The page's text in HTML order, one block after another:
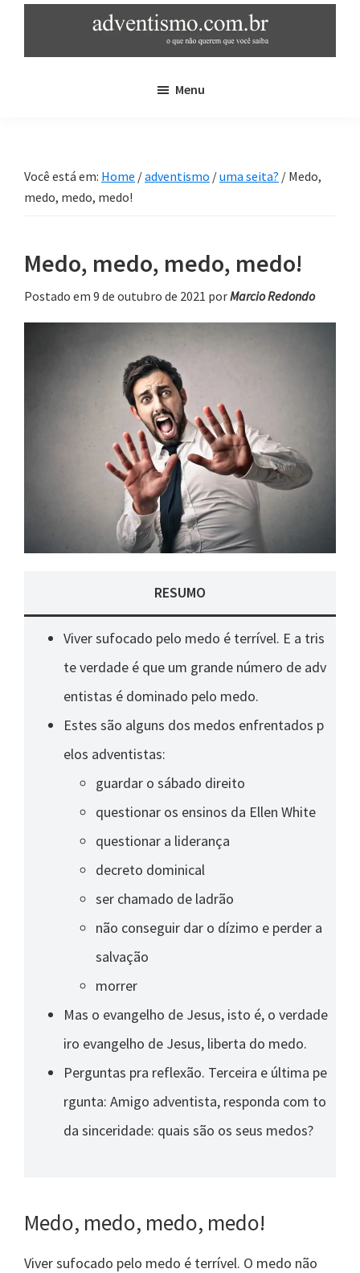
main
sidebar
que
Menu
Você está em: Home /adventismo /uma seita? / Medo,
medo, medo, medo!
Medo, medo, medo, medo!
Postado em 9 de outubro de 2021 porMarcio Redondo
RESUMO
Viver sufocado pelo medo é terrível. E a tris
te verdade é que um grande número de adv
entistas é dominado pelo medo.
Estes são alguns dos medos enfrentados p
elos adventistas:
guardar o sábado direito
questionar os ensinos da Ellen White
questionar a liderança
decreto dominical
ser chamado de ladrão
não conseguir dar o dízimo e perder a
salvação
morrer
Mas o evangelho de Jesus, isto é, o verdade
iro evangelho de Jesus, liberta do medo.
Perguntas pra reflexão. Terceira e última pe
rgunta: Amigo adventista, responda com to
da sinceridade: quais são os seus medos?
Medo, medo, medo, medo!
Viver sufocado pelo medo é terrível. O medo não